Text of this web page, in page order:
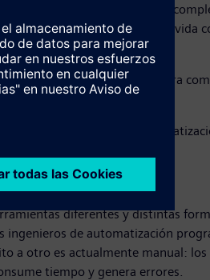
en trabajos de ingeniería
que hacen funcionar la vida
Engineering Agent ahora
de ingeniería.
del ciclo de vida de la
diferentes y distintas
ingenieros de automatización
a otro es actualmente manual:
tiempo y genera errores.